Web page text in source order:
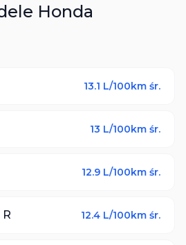
Honda
13.1 L/100km śr.
13 L/100km śr.
12.9 L/100km śr.
12.4 L/100km śr.